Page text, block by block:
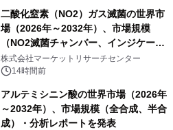
二酸化窒素（NO2）ガス滅菌の世界市
場（2026年～2032年）、市場規模
（NO2滅菌チャンバー、インジケータ
ーおよびモニタリングシステム、その
他）・分析レポートを発表
株式会社マーケットリサーチセンター
14時間前
アルテミシニン酸の世界市場（2026年
～2032年）、市場規模（全合成、半合
成）・分析レポートを発表